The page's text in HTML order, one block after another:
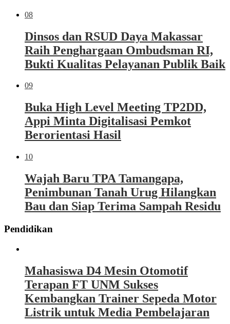
08
Dinsos dan RSUD Daya Makassar
Raih Penghargaan Ombudsman RI,
Bukti Kualitas Pelayanan Publik Baik
09
Buka High Level Meeting TP2DD,
Appi Minta Digitalisasi Pemkot
Berorientasi Hasil
10
Wajah Baru TPA Tamangapa,
Penimbunan Tanah Urug Hilangkan
Bau dan Siap Terima Sampah Residu
Pendidikan
Mahasiswa D4 Mesin Otomotif
Terapan FT UNM Sukses
Kembangkan Trainer Sepeda Motor
Listrik untuk Media Pembelajaran